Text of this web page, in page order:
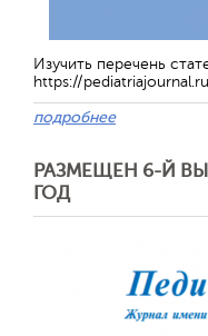
Изучить перечень
https://
подробнее
РАЗМЕЩЕН 6-Й
ГОД